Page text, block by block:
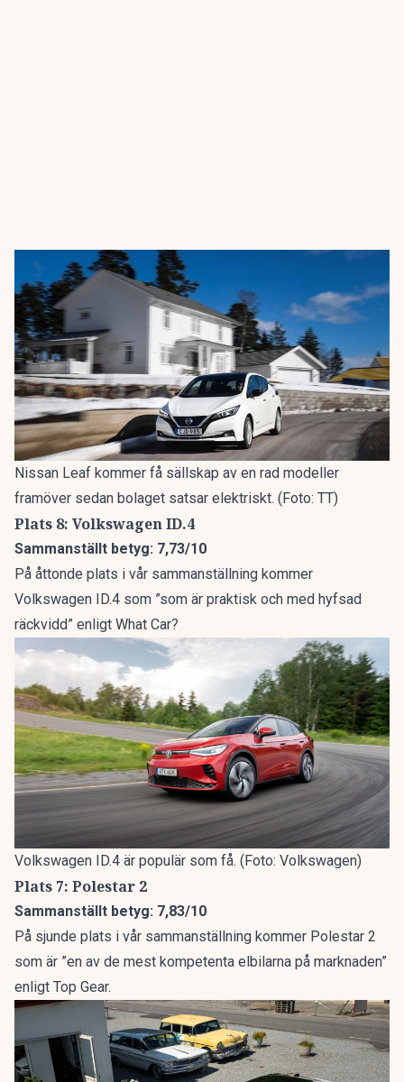
Nissan Leaf kommer få sällskap av en rad modeller
framöver sedan bolaget satsar elektriskt. (Foto: TT)
Plats 8: Volkswagen ID.4
Sammanställt betyg: 7,73/10
På åttonde plats i vår sammanställning kommer
Volkswagen ID.4 som ”som är praktisk och med hyfsad
räckvidd” enligt What Car?
Volkswagen ID.4 är populär som få. (Foto: Volkswagen)
Plats 7: Polestar 2
Sammanställt betyg: 7,83/10
På sjunde plats i vår sammanställning kommer Polestar 2
som är ”en av de mest kompetenta elbilarna på marknaden”
enligt Top Gear.